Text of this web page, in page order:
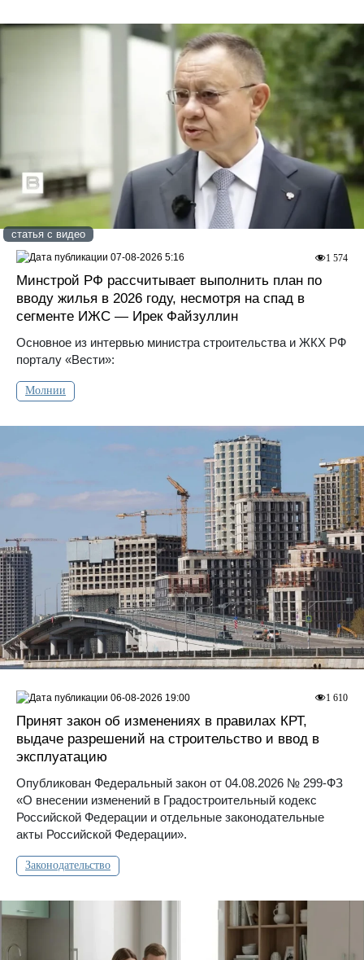
статья с видео
Минстрой РФ рассчитывает выполнить план по
вводу жилья в 2026 году, несмотря на спад в
сегменте ИЖС — Ирек Файзуллин
Основное из интервью министра строительства и ЖКХ РФ
порталу «Вести»:
Молнии
1 574
07-08-2026 5:16
Принят закон об изменениях в правилах КРТ,
выдаче разрешений на строительство и ввод в
эксплуатацию
Опубликован Федеральный закон от 04.08.2026 № 299-ФЗ
«О внесении изменений в Градостроительный кодекс
Российской Федерации и отдельные законодательные
акты Российской Федерации».
Законодательство
1 610
06-08-2026 19:00